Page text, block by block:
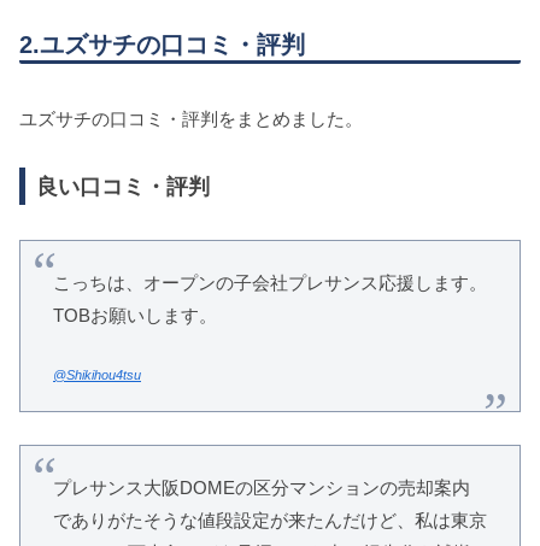
2.ユズサチの口コミ・評判
ユズサチの口コミ・評判をまとめました。
良い口コミ・評判
こっちは、オープンの子会社プレサンス応援します。
TOBお願いします。
@Shikihou4tsu
プレサンス大阪DOMEの区分マンションの売却案内
でありがたそうな値段設定が来たんだけど、私は東京